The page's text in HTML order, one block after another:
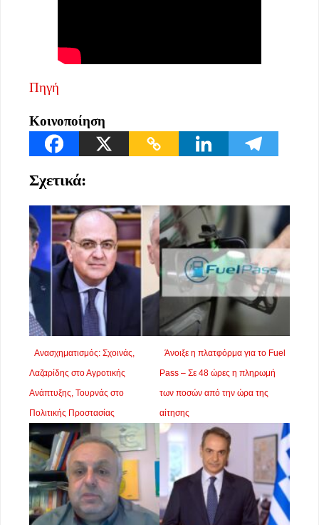
Πηγή
Κοινοποίηση
Σχετικά:
Aνασχηματισμός: Σχοινάς,
Λαζαρίδης στο Αγροτικής
Ανάπτυξης, Τουρνάς στο
Πολιτικής Προστασίας
Άνοιξε η πλατφόρμα για το Fuel
Pass – Σε 48 ώρες η πληρωμή
των ποσών από την ώρα της
αίτησης